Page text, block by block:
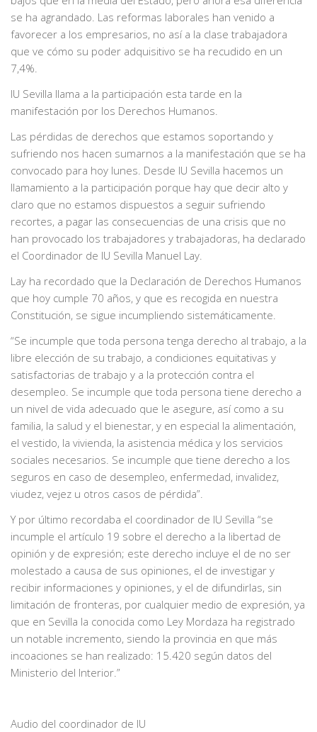
se ha agrandado. Las reformas laborales han venido a
favorecer a los empresarios, no así a la clase trabajadora
que ve cómo su poder adquisitivo se ha recudido en un
7,4%.
IU Sevilla llama a la participación esta tarde en la
manifestación por los Derechos Humanos.
Las pérdidas de derechos que estamos soportando y
sufriendo nos hacen sumarnos a la manifestación que se ha
convocado para hoy lunes. Desde IU Sevilla hacemos un
llamamiento a la participación porque hay que decir alto y
claro que no estamos dispuestos a seguir sufriendo
recortes, a pagar las consecuencias de una crisis que no
han provocado los trabajadores y trabajadoras, ha declarado
el Coordinador de IU Sevilla Manuel Lay.
Lay ha recordado que la Declaración de Derechos Humanos
que hoy cumple 70 años, y que es recogida en nuestra
Constitución, se sigue incumpliendo sistemáticamente.
“Se incumple que toda persona tenga derecho al trabajo, a la
libre elección de su trabajo, a condiciones equitativas y
satisfactorias de trabajo y a la protección contra el
desempleo. Se incumple que toda persona tiene derecho a
un nivel de vida adecuado que le asegure, así como a su
familia, la salud y el bienestar, y en especial la alimentación,
el vestido, la vivienda, la asistencia médica y los servicios
sociales necesarios. Se incumple que tiene derecho a los
seguros en caso de desempleo, enfermedad, invalidez,
viudez, vejez u otros casos de pérdida”.
Y por último recordaba el coordinador de IU Sevilla “se
incumple el artículo 19 sobre el derecho a la libertad de
opinión y de expresión; este derecho incluye el de no ser
molestado a causa de sus opiniones, el de investigar y
recibir informaciones y opiniones, y el de difundirlas, sin
limitación de fronteras, por cualquier medio de expresión, ya
que en Sevilla la conocida como Ley Mordaza ha registrado
un notable incremento, siendo la provincia en que más
incoaciones se han realizado: 15.420 según datos del
Ministerio del Interior.”
Audio del coordinador de IU